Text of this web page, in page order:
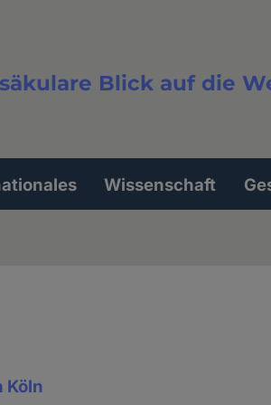
Blick auf die
Wissenschaft
Köln